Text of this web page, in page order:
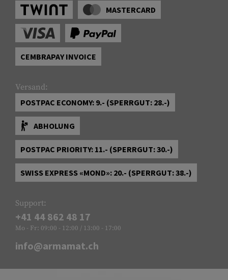
MASTERCARD
CEMBRAPAY INVOICE
Versand:
POSTPAC ECONOMY: 9.- (SPERRGUT: 28.-)
ABHOLUNG
POSTPAC PRIORITY: 11.- (SPERRGUT: 30.-)
SWISS EXPRESS «MOND»: 20.- (SPERRGUT: 38.-)
Support:
+41 44 862 48 17
Mo - Fr: 09:00 - 12:00 / 13:00 - 17:00
info@armamat.ch